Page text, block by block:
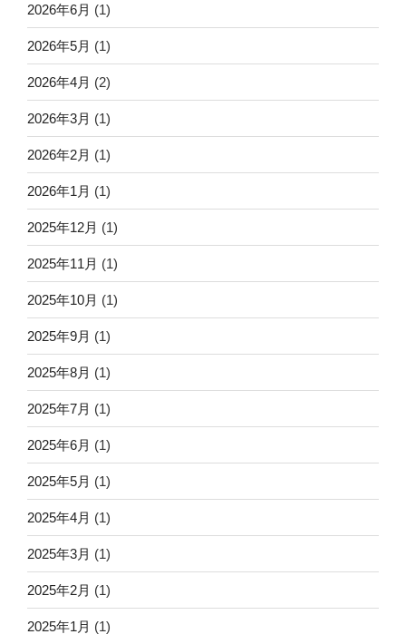
2026年6月 (1)
2026年5月 (1)
2026年4月 (2)
2026年3月 (1)
2026年2月 (1)
2026年1月 (1)
2025年12月 (1)
2025年11月 (1)
2025年10月 (1)
2025年9月 (1)
2025年8月 (1)
2025年7月 (1)
2025年6月 (1)
2025年5月 (1)
2025年4月 (1)
2025年3月 (1)
2025年2月 (1)
2025年1月 (1)